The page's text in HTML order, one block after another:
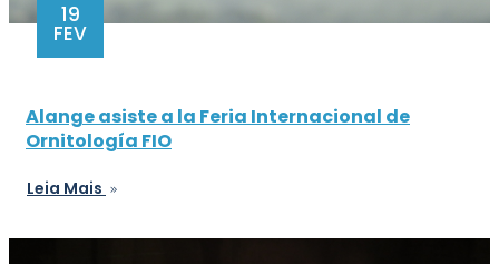
19
FEV
Alange asiste a la Feria Internacional de
Ornitología FIO
Leia Mais